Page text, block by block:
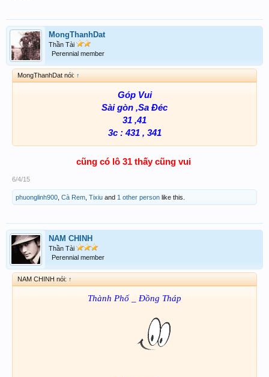
MongThanhDat
Thần Tài
Perennial member
MongThanhDat nói: ↑
Góp Vui
Sài gòn ,Sa Đéc
31 ,41
3c : 431 , 341
cũng có lô 31 thấy cũng vui
6/4/15
phuonglinh900 Cà Rem Tixiu and 1 other person like this.
NAM CHINH
Thần Tài
Perennial member
NAM CHINH nói: ↑
Thành Phố _ Đồng Tháp